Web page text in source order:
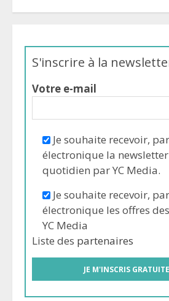
S'inscrire à la
Votre e-mail
Je souhaite recevoir,
électronique la
quotidien par YC Media.
Je souhaite recevoir,
électronique les offres
YC Media
Liste des partenaires